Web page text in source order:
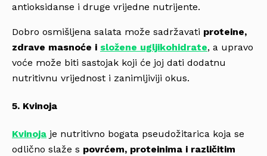
antioksidanse i druge vrijedne nutrijente.
Dobro osmišljena salata može sadržavati proteine,
zdrave masnoće i složene ugljikohidrate, a upravo
voće može biti sastojak koji će joj dati dodatnu
nutritivnu vrijednost i zanimljiviji okus.
5. Kvinoja
Kvinoja je nutritivno bogata pseudožitarica koja se
odlično slaže s povrćem, proteinima i različitim